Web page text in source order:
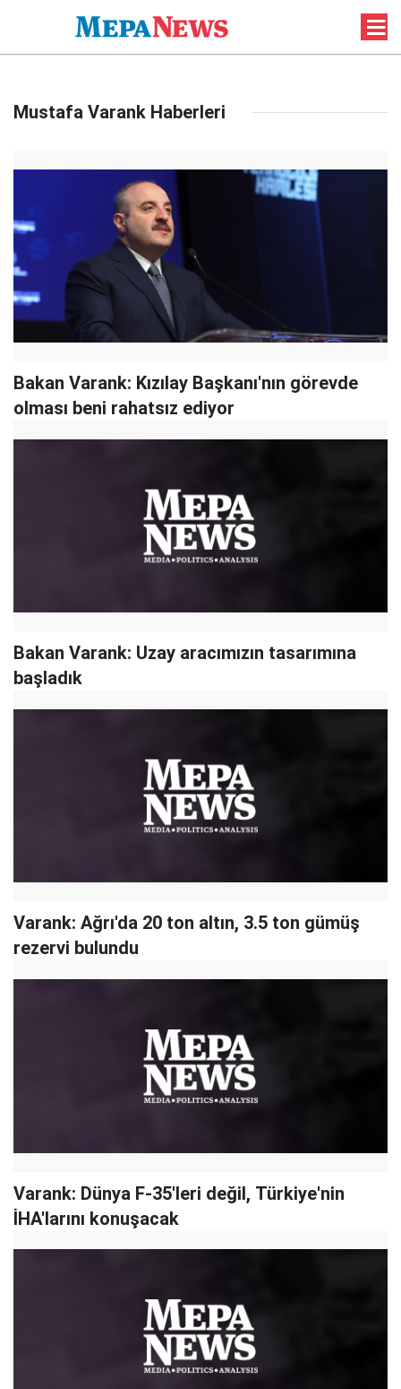
Mustafa Varank Haberleri
Bakan Varank: Kızılay Başkanı'nın görevde
olması beni rahatsız ediyor
Bakan Varank: Uzay aracımızın tasarımına
başladık
Varank: Ağrı'da 20 ton altın, 3.5 ton gümüş
rezervi bulundu
Varank: Dünya F-35'leri değil, Türkiye'nin
İHA'larını konuşacak